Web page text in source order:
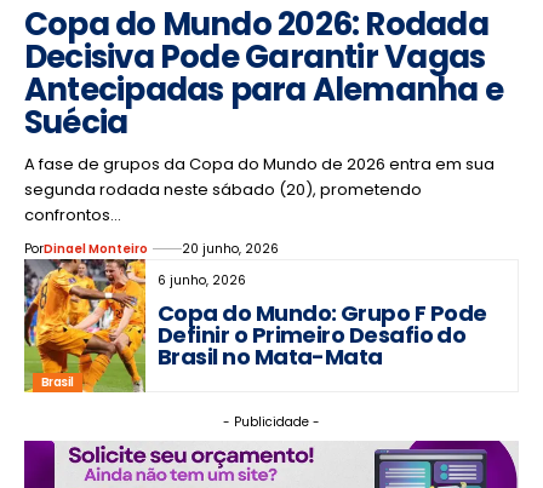
Copa do Mundo 2026: Rodada
Decisiva Pode Garantir Vagas
Antecipadas para Alemanha e
Suécia
A fase de grupos da Copa do Mundo de 2026 entra em sua
segunda rodada neste sábado (20), prometendo
confrontos…
PorDinael Monteiro
20 junho, 2026
6 junho, 2026
Copa do Mundo: Grupo F Pode
Definir o Primeiro Desafio do
Brasil no Mata-Mata
Brasil
- Publicidade -